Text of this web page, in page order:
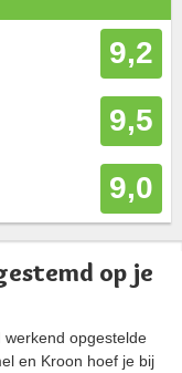
9,2
9,5
9,0
op je
werkend opgestelde
en Kroon hoef je bij